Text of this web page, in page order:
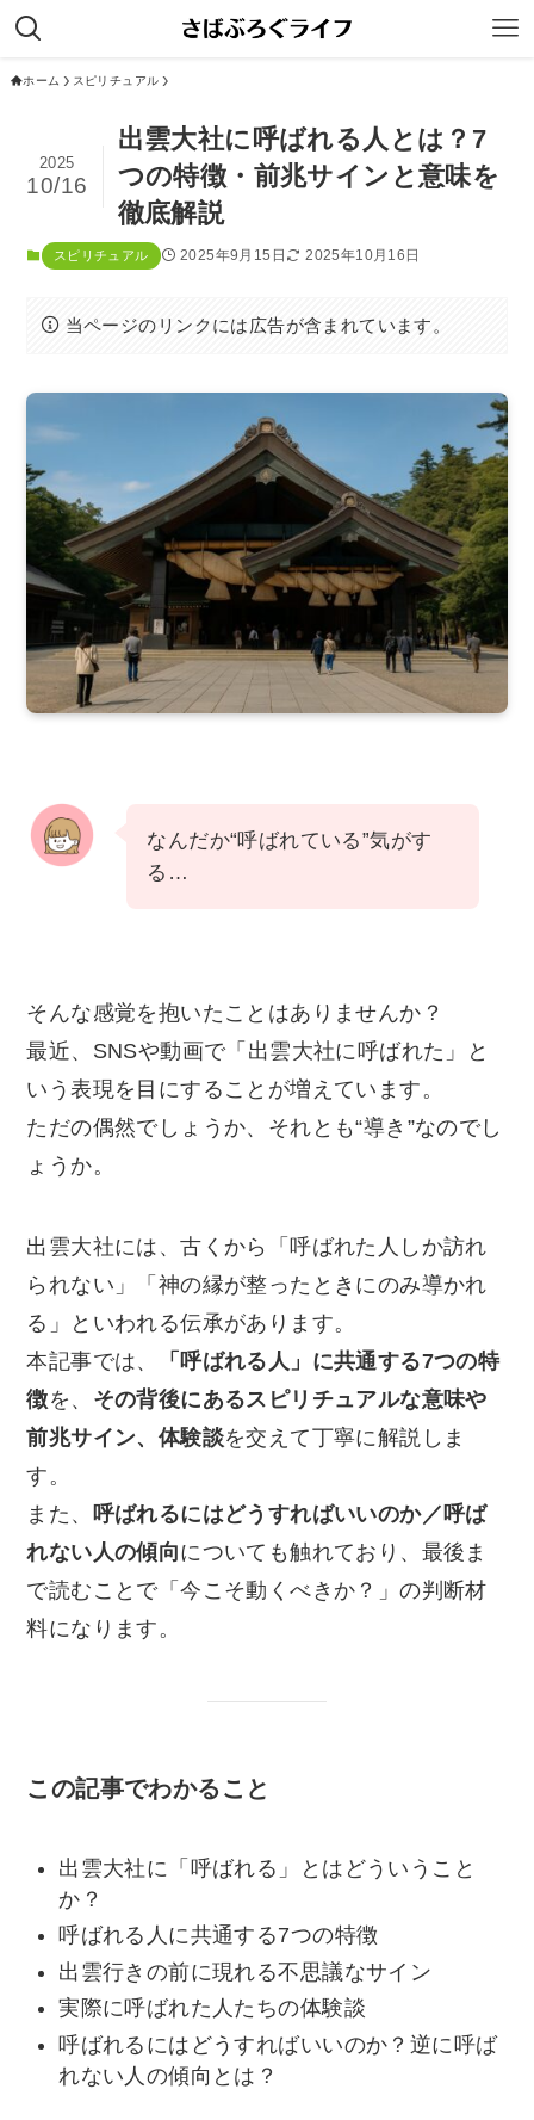
ホーム スピリチュアル
出雲大社に呼ばれる人とは？7
つの特徴・前兆サインと意味を
徹底解説
2025
10/16
スピリチュアル 2025年9月15日 2025年10月16日
当ページのリンクには広告が含まれています。
なんだか“呼ばれている”気がす
る…
そんな感覚を抱いたことはありませんか？
最近、SNSや動画で「出雲大社に呼ばれた」と
いう表現を目にすることが増えています。
ただの偶然でしょうか、それとも“導き”なのでし
ょうか。
出雲大社には、古くから「呼ばれた人しか訪れ
られない」「神の縁が整ったときにのみ導かれ
る」といわれる伝承があります。
本記事では、
「呼ばれる人」に共通する7つの特
徴を、 その背後にあるスピリチュアルな意味や
前兆サイン、体験談を交えて丁寧に解説しま
す。
また、 呼ばれるにはどうすればいいのか／呼ば
れない人の傾向についても触れており、最後ま
で読むことで「今こそ動くべきか？」の判断材
料になります。
この記事でわかること
出雲大社に「呼ばれる」とはどういうこと
か？
呼ばれる人に共通する7つの特徴
出雲行きの前に現れる不思議なサイン
実際に呼ばれた人たちの体験談
呼ばれるにはどうすればいいのか？逆に呼ば
れない人の傾向とは？